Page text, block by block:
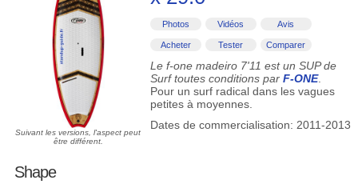
Suivant les versions, l'aspect peut
être différent.
Photos Vidéos Avis
Acheter Tester Comparer
Le f-one madeiro 7'11 est un SUP de
Surf toutes conditions par F-ONE.
Pour un surf radical dans les vagues
petites à moyennes.
Dates de commercialisation: 2011-2013
Shape